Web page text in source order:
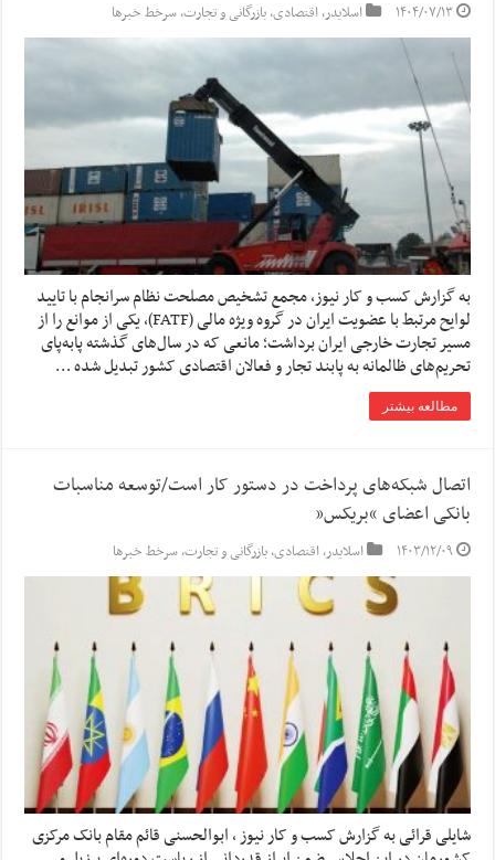
۱۴۰۴/۰۷/۱۳ اسلایدر,اقتصادی,بازرگانی و تجارت,سرخط خبرها
به گزارش کسب و کار نیوز، مجمع تشخیص مصلحت نظام سرانجام با تایید
لوایح مرتبط با عضویت ایران در گروه ویژه مالی (FATF)، یکی از موانع را از
مسیر تجارت خارجی ایران برداشت؛ مانعی که در سال‌های گذشته پابه‌پای
تحریم‌های ظالمانه به پابند تجار و فعالان اقتصادی کشور تبدیل شده …
مطالعه بیشتر
اتصال شبکه‌های پرداخت در دستور کار است/توسعه مناسبات
بانکی اعضای “بریکس”
۱۴۰۳/۱۲/۰۹ اسلایدر,اقتصادی,بازرگانی و تجارت,سرخط خبرها
شایلی قرائی به گزارش کسب و کار نیوز ، ابوالحسنی قائم مقام بانک مرکزی